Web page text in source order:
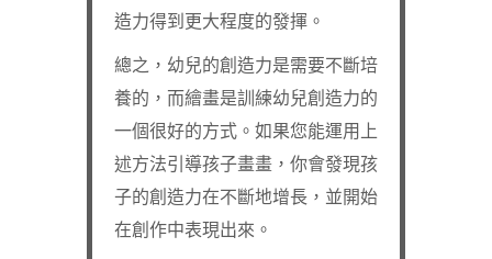
造力得到更大程度的發揮。
總之，幼兒的創造力是需要不斷培
養的，而繪畫是訓練幼兒創造力的
一個很好的方式。如果您能運用上
述方法引導孩子畫畫，你會發現孩
子的創造力在不斷地增長，並開始
在創作中表現出來。